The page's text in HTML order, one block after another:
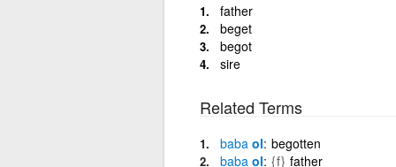
father
beget
begot
sire
Related Terms
baba ol begotten
baba ol {f} father